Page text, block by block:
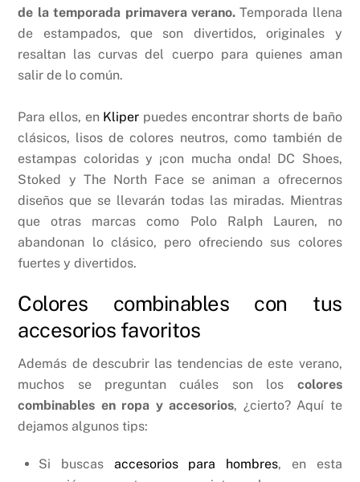
de la temporada primavera verano.Temporada llena
de estampados, que son divertidos, originales y
resaltan las curvas del cuerpo para quienes aman
salir de lo común.
Para ellos, en Kliper puedes encontrar shorts de baño
clásicos, lisos de colores neutros, como también de
estampas coloridas y ¡con mucha onda! DC Shoes,
Stoked y The North Face se animan a ofrecernos
diseños que se llevarán todas las miradas. Mientras
que otras marcas como Polo Ralph Lauren, no
abandonan lo clásico, pero ofreciendo sus colores
fuertes y divertidos.
Colores combinables con tus
accesorios favoritos
Además de descubrir las tendencias de este verano,
muchos se preguntan cuáles son los colores
combinables en ropa y accesorios, ¿cierto? Aquí te
dejamos algunos tips:
Si buscas accesorios para hombres, en esta